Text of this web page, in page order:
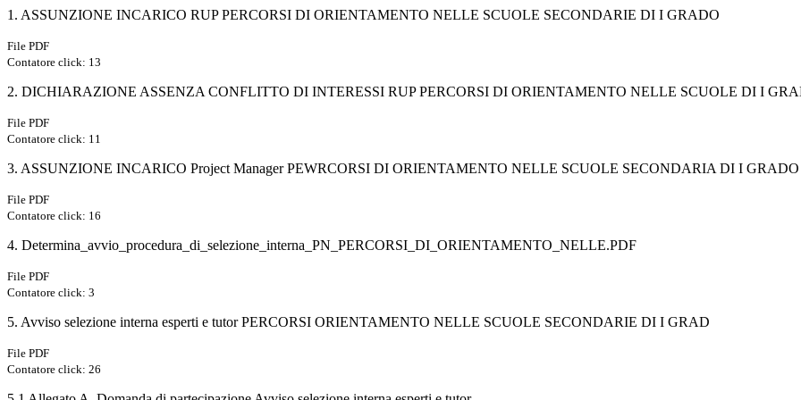
1. ASSUNZIONE INCARICO RUP PERCORSI DI ORIENTAMENTO NELLE SCUOLE SECONDARIE DI I GRADO
File PDF
Contatore click: 13
2. DICHIARAZIONE ASSENZA CONFLITTO DI INTERESSI RUP PERCORSI DI ORIENTAMENTO NELLE SCUOLE DI I
File PDF
Contatore click: 11
3. ASSUNZIONE INCARICO Project Manager PEWRCORSI DI ORIENTAMENTO NELLE SCUOLE SECONDARIA DI I GRADO
File PDF
Contatore click: 16
4. Determina_avvio_procedura_di_selezione_interna_PN_PERCORSI_DI_ORIENTAMENTO_NELLE.PDF
File PDF
Contatore click: 3
5. Avviso selezione interna esperti e tutor PERCORSI ORIENTAMENTO NELLE SCUOLE SECONDARIE DI I GRAD
File PDF
Contatore click: 26